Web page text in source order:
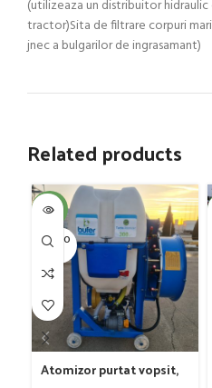
(utilizeaza un distribuitor
tractor)Sita de filtrare corpuri
jnec a bulgarilor de ingrasamant)
Related products
-4%
SOLD O
UT
Atomizor purtat vopsit,